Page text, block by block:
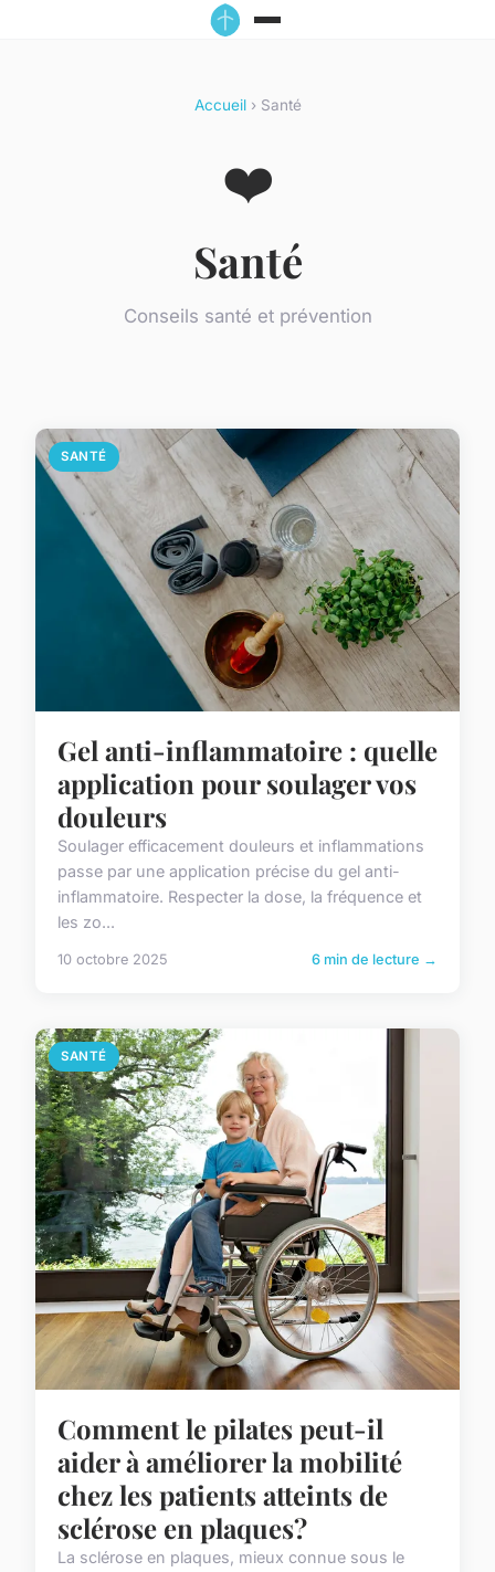
Accueil› Santé
❤️
Santé
Conseils santé et prévention
SANTÉ
Gel anti-inflammatoire : quelle
application pour soulager vos
douleurs
Soulager efficacement douleurs et inflammations
passe par une application précise du gel anti-
inflammatoire. Respecter la dose, la fréquence et
les zo...
10 octobre 2025 6 min de lecture →
SANTÉ
Comment le pilates peut-il
aider à améliorer la mobilité
chez les patients atteints de
sclérose en plaques?
La sclérose en plaques, mieux connue sous le